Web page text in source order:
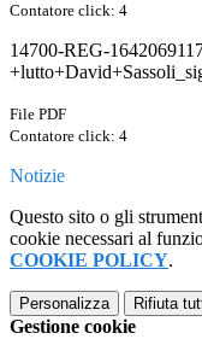
Contatore click: 4
14700-REG-
File PDF
Contatore click: 4
Notizie
Questo sito o gli
cookie necessari al
COOKIE POLICY.
Personalizza Rifiuta
Gestione cookie